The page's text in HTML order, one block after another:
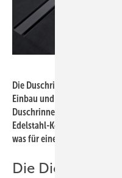
Die Duschrinne CleanLine:
Einbau und die Abdichtung
Dusch­rinnen deutlich
Edelstahl-­Kollektorprofil
was für eine gute
Die Dichtheit